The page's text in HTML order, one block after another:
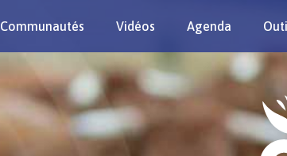
Communautés Vidéos Agenda